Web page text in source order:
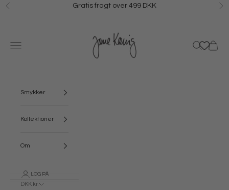
Spring til indhold
Forrige Gratis fragt over 499 DKK
Menu Søg Kurv
Smykker
Kollektioner
Om
LOG PÅ
DKK kr.